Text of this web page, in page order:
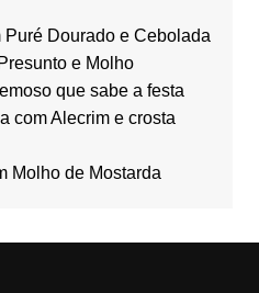
Dourado e Cebolada
e Molho
que sabe a festa
com Alecrim e crosta
Molho de Mostarda